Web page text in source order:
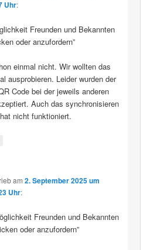
Uhr:
Freunden und Bekannten
oder anzufordern”
einmal nicht. Wir wollten das
ausprobieren. Leider wurden der
Code bei der jeweils anderen
Auch das synchronisieren
nicht funktioniert.
am2. September 2025 um
Uhr:
Freunden und Bekannten
oder anzufordern”